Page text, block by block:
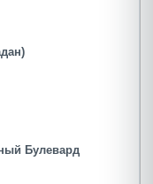
Булевард